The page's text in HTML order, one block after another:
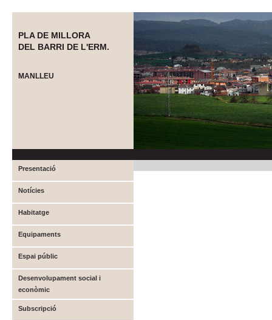
PLA DE MILLORA
DEL BARRI DE L'ERM.
MANLLEU
Presentació
Notícies
Habitatge
Equipaments
Espai públic
Desenvolupament social i
econòmic
Subscripció